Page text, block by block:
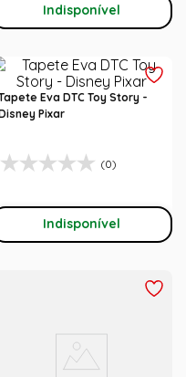
Indisponível
Eva DTC Toy Story -
Pixar
(0)
Indisponível